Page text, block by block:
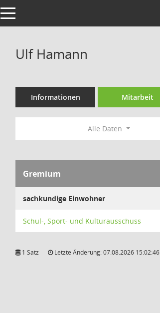
Toggle navigation
Ulf Hamann
Informationen Mitarbeit
Alle Daten
Gremium
sachkundige Einwohner
Schul-, Sport- und Kulturausschuss
1 Satz Letzte Änderung: 07.08.2026 15:02:46